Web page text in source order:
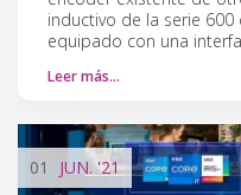
inductivo de la serie
equipado con una
Leer más…
01 JUN.'21